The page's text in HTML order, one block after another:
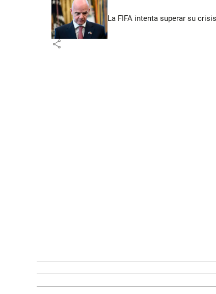
La FIFA intenta superar su
share